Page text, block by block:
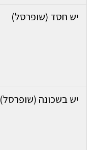
יש חסד (שופרסל)
יש בשכונה (שופרסל)